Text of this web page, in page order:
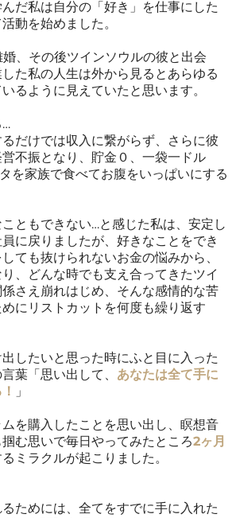
だ私は自分の「好き」を仕事にした
動を始めました。
、その後ツインソウルの彼と出会
た私の人生は外から見るとあらゆる
るように見えていたと思います。
…
るだけでは収入に繋がらず、さらに彼
不振となり、貯金０、一袋一ドル
を家族で食べてお腹をいっぱいにする
ともできない…と感じた私は、安定し
に戻りましたが、好きなことをでき
ても抜けられないお金の悩みから、
、どんな時でも支え合ってきたツイ
さえ崩れはじめ、そんな感情的な苦
にリストカットを何度も繰り返す
したいと思った時にふと目に入った
葉「思い出して、 あなたは全て手に
」
を購入したことを思い出し、瞑想音
む思いで毎日やってみたところ2ヶ月
ミラクルが起こりました。
ためには、全てをすでに手に入れた